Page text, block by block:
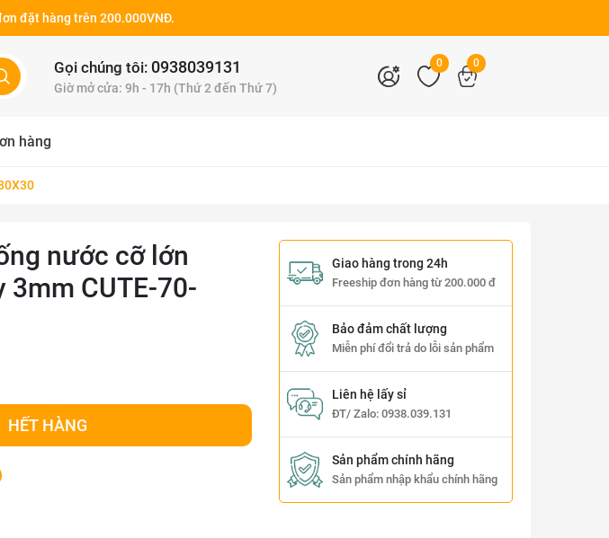
đặt hàng trên 200.000VNĐ.
Gọi chúng tôi: 0938039131
Giờ mở cửa: 9h - 17h (Thứ 2 đến Thứ 7)
0 0
hàng
nước cỡ lớn
3mm CUTE-70-
HẾT HÀNG
Giao hàng trong 24h
Freeship đơn hàng từ 200.000 đ
Bảo đảm chất lượng
Miễn phí đổi trả do lỗi sản phẩm
Liên hệ lấy sỉ
ĐT/ Zalo: 0938.039.131
Sản phẩm chính hãng
Sản phẩm nhập khẩu chính hãng